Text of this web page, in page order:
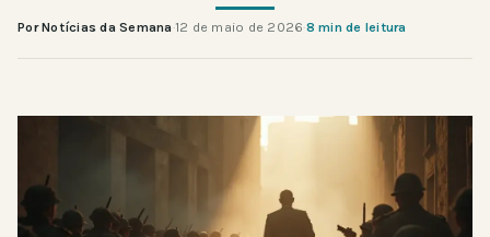
Por Notícias da Semana·12 de maio de 2026·8 min de leitura